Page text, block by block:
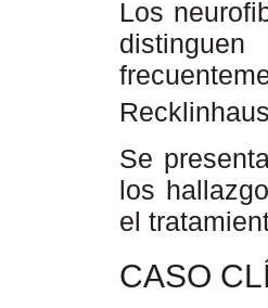
Los
Se
los
el
CASO